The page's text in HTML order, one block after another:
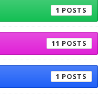
1
11
1